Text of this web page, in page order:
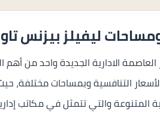
ليفيلز بيزنس
العاصمة الادارية الجديدة واحد من
التنافسية وبمساحات مختلفة،
المتنوعة والتي تتمثل في مكاتب